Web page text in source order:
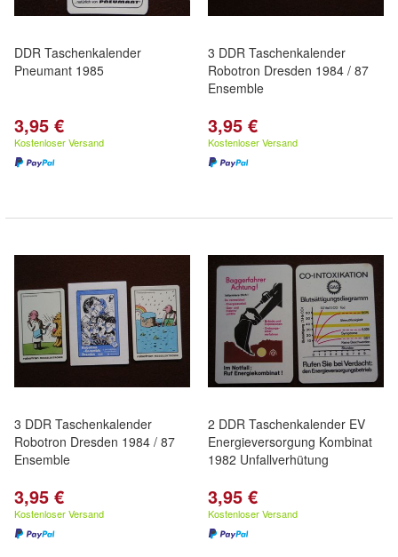
DDR Taschenkalender
Pneumant 1985
3,95 €
Kostenloser Versand
3 DDR Taschenkalender
Robotron Dresden 1984 / 87
Ensemble
3,95 €
Kostenloser Versand
3 DDR Taschenkalender
Robotron Dresden 1984 / 87
Ensemble
3,95 €
Kostenloser Versand
2 DDR Taschenkalender EV
Energieversorgung Kombinat
1982 Unfallverhütung
3,95 €
Kostenloser Versand